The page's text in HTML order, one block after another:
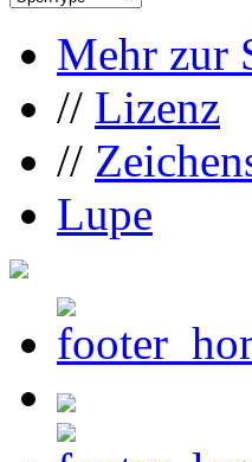
Mehr zur
// Lizenz
//
Lupe